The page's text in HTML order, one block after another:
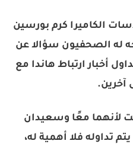
الكاميرا كرم بورسين
له الصحفيون سؤالا عن
أخبار ارتباط هاندا مع
لأنهما معًا وسعيدان
تداوله فلا أهمية له،